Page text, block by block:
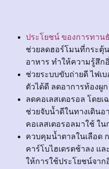
ประโยชน์ ของการทา
ช่วยลดฮอร์โมนที่กระตุ้
อาหาร ทำให้ความรู้สึ
ช่วยระบบขับถ่ายดี ไฟเ
ตัวได้ดี ลดอาการท้องผูก
ลดคอเลสเตอรอล โดย
ช่วยจับน้ำดีในทางเดินอ
คอเลสเตอรอลมาใช้ ใ
ควบคุมน้ำตาลในเลือด
คาร์โบไฮเดรตช้าลง แ
ให้การใช้ประโยชน์จา